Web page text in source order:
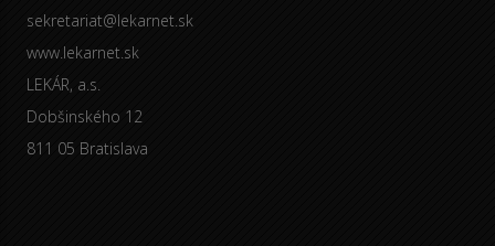
sekretariat@lekarnet.sk
www.lekarnet.sk
LEKÁR, a.s.
Dobšinského 12
811 05 Bratislava